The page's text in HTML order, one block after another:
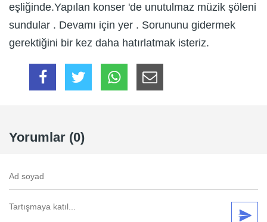
eşliğinde.Yapılan konser 'de unutulmaz müzik şöleni
sundular . Devamı için yer . Sorununu gidermek
gerektiğini bir kez daha hatırlatmak isteriz.
Yorumlar (0)